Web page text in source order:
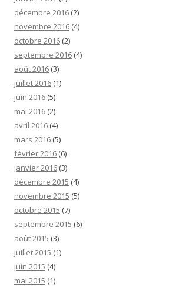
décembre 2016 (2)
novembre 2016 (4)
octobre 2016 (2)
septembre 2016 (4)
août 2016 (3)
juillet 2016 (1)
juin 2016 (5)
mai 2016 (2)
avril 2016 (4)
mars 2016 (5)
février 2016 (6)
janvier 2016 (3)
décembre 2015 (4)
novembre 2015 (5)
octobre 2015 (7)
septembre 2015 (6)
août 2015 (3)
juillet 2015 (1)
juin 2015 (4)
mai 2015 (1)